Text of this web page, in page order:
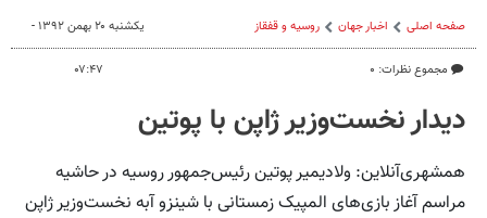
صفحه اصلی اخبار جهان روسیه‌ و قفقاز
مجموع نظرات: ۰
یکشنبه ۲۰ بهمن ۱۳۹۲ -
۰۷:۴۷
دیدار نخست‌وزیر ژاپن با پوتین
همشهری‌آنلاین: ولادیمیر پوتین رئیس‌جمهور روسیه در حاشیه
مراسم آغاز بازی‌های المپیک زمستانی با شینزو آبه نخست‌وزیر ژاپن